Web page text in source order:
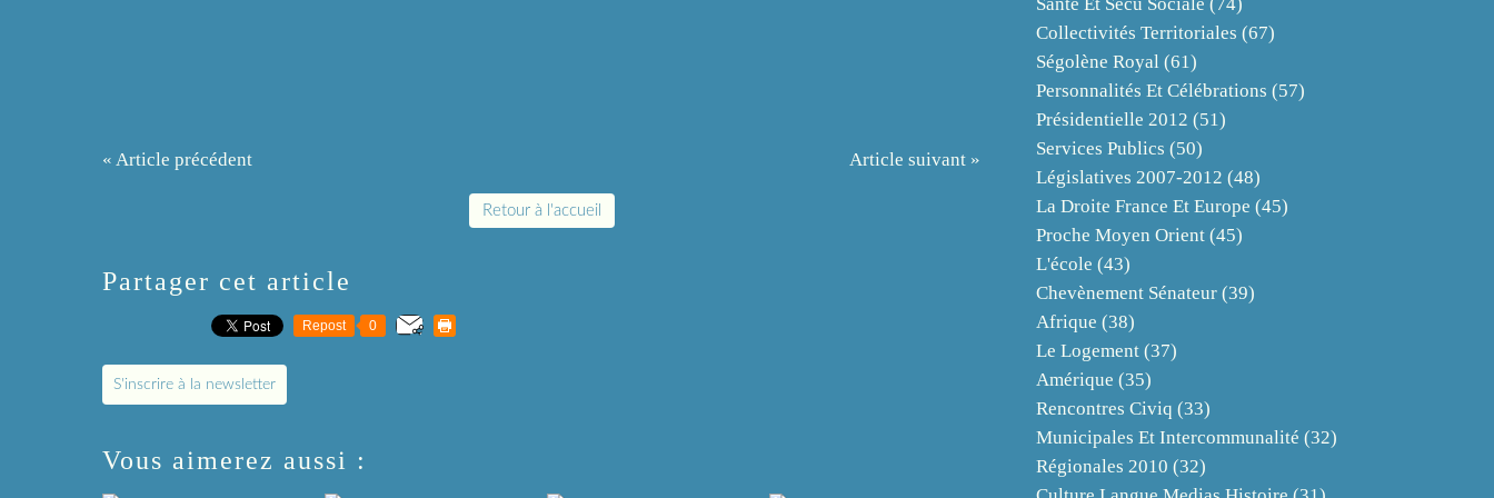
« Article précédent Article suivant »
Retour à l'accueil
Partager cet article
Repost 0
S'inscrire à la newsletter
Vous aimerez aussi :
Collectivités Territoriales (67)
Ségolène Royal (61)
Personnalités Et Célébrations (57)
Présidentielle 2012 (51)
Services Publics (50)
Législatives 2007-2012 (48)
La Droite France Et Europe (45)
Proche Moyen Orient (45)
L'école (43)
Chevènement Sénateur (39)
Afrique (38)
Le Logement (37)
Amérique (35)
Rencontres Civiq (33)
Municipales Et Intercommunalité (32)
Régionales 2010 (32)